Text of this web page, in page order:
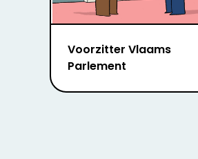
Voorzitter Vlaams
Parlement